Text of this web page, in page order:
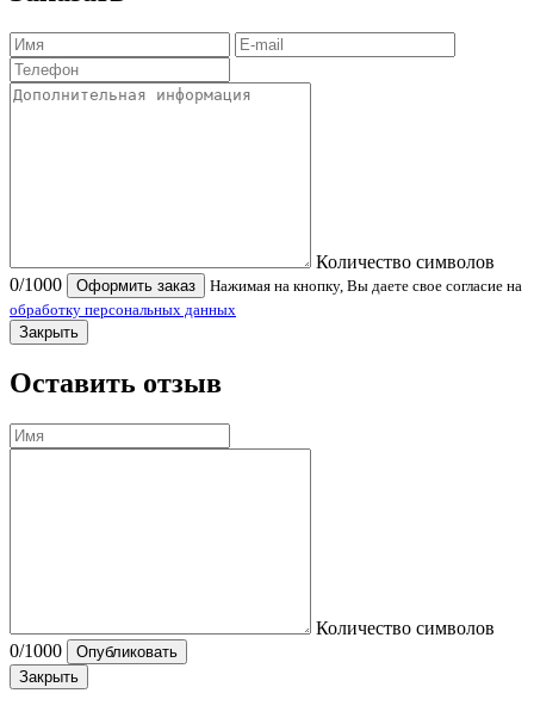
Количество символов
0/1000 Оформить заказ
Нажимая на кнопку, Вы даете свое согласие на
обработку персональных данных
Закрыть
Оставить отзыв
Количество символов
0/1000
Опубликовать
Закрыть